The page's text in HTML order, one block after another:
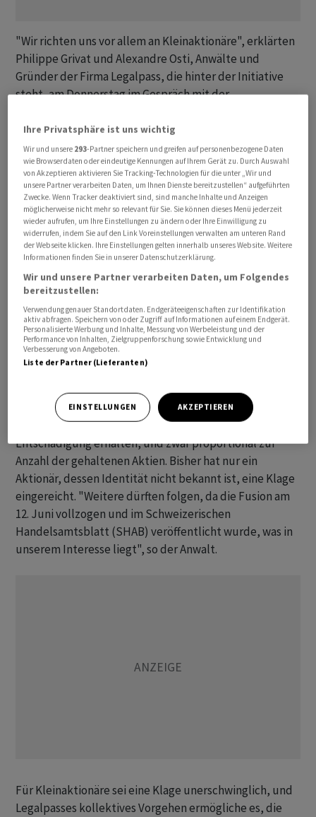
"Wir richten uns vor allem an Kleinaktionäre", erklärten
Philippe Grivat und Alexandre Osti, Anwälte und
Gründer der Firma Legalpass, die hinter der Initiative
steht, am Donnerstag im Gespräch mit der
Das Schweizer Recht lasse zwar keine Sammelklage zu.
Aber das Fusionsgesetz sehe für Aktionäre die
Möglichkeit vor, eine "Überprüfung des
Umtauschverhältnisses" zu verlangen, um eventuell an
eine "angemessene" Entschädigung zu kommen.
"Grossaktionäre haben die Mittel, teure Verfahren
einzuleiten, und können daher auf eine
aussergerichtliche Abfindung hoffen, die sich jedoch
nicht auf die anderen Aktionäre erstreckt", erläuterte
Anwalt Grivat. Die Ansprüche der anderen
Anteilseigener wolle man nun in einem gemeinsamen
Verfahren bündeln.
Bisher nur eine Klage
Sollten die Kläger Erfolg haben, würden sie eine
Entschädigung erhalten, und zwar proportional zur
Anzahl der gehaltenen Aktien. Bisher hat nur ein
Aktionär, dessen Identität nicht bekannt ist, eine Klage
eingereicht. "Weitere dürften folgen, da die Fusion am
12. Juni vollzogen und im Schweizerischen
Handelsamtsblatt (SHAB) veröffentlicht wurde, was in
unserem Interesse liegt", so der Anwalt.
Für Kleinaktionäre sei eine Klage unerschwinglich, und
Legalpasses kollektives Vorgehen ermögliche es, die
Ihre Privatsphäre ist uns wichtig
Wir und unsere 293-Partner speichern und greifen auf personenbezogene Daten
wie Browserdaten oder eindeutige Kennungen auf Ihrem Gerät zu. Durch Auswahl
von Akzeptieren aktivieren Sie Tracking-Technologien für die unter „Wir und
unsere Partner verarbeiten Daten, um Ihnen Dienste bereitzustellen“ aufgeführten
Zwecke. Wenn Tracker deaktiviert sind, sind manche Inhalte und Anzeigen
möglicherweise nicht mehr so relevant für Sie. Sie können dieses Menü jederzeit
wieder aufrufen, um Ihre Einstellungen zu ändern oder Ihre Einwilligung zu
widerrufen, indem Sie auf den Link Voreinstellungen verwalten am unteren Rand
der Webseite klicken. Ihre Einstellungen gelten innerhalb unseres Website. Weitere
Informationen finden Sie in unserer Datenschutzerklärung.
Wir und unsere Partner verarbeiten Daten, um Folgendes
bereitzustellen:
Verwendung genauer Standortdaten. Endgeräteeigenschaften zur Identifikation
aktiv abfragen. Speichern von oder Zugriff auf Informationen auf einem Endgerät.
Personalisierte Werbung und Inhalte, Messung von Werbeleistung und der
Performance von Inhalten, Zielgruppenforschung sowie Entwicklung und
Verbesserung von Angeboten.
Liste der Partner (Lieferanten)
EINSTELLUNGEN AKZEPTIEREN